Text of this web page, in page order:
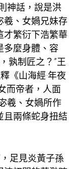
神話，說是洪
羲、女媧兄妹存
才繁衍下浩繁華
多麼身體、容
孰制匠之？”王
《山海經·年夜
而帝者，人面
羲、女媧所作
且兩條蛇身扭結
足見炎黃子孫